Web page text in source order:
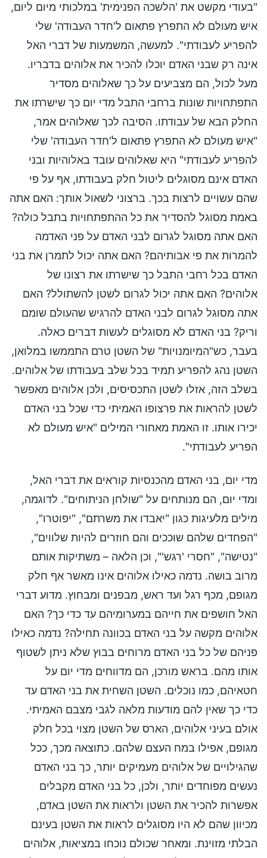
"בעודי מקשט את 'הלשכה הפנימית' במלכותי מיום ליום,
איש מעולם לא התפרץ פתאום ל'חדר העבודה' שלי
להפריע לעבודתי". למעשה, המשמעות של דברי האל
אינה רק שבני האדם יוכלו להכיר את אלוהים בדבריו.
מעל לכול, הם מצביעים על כך שאלוהים מסדיר
התפתחויות שונות ברחבי התבל מדי יום כך שישרתו את
החלק הבא של עבודתו. הסיבה לכך שאלוהים אמר,
"איש מעולם לא התפרץ פתאום ל'חדר העבודה' שלי
להפריע לעבודתי" היא שאלוהים עובד באלוהיות ובני
האדם אינם מסוגלים ליטול חלק בעבודתו, אף על פי
שהם עשויים לרצות בכך. ברצוני לשאול אותך: האם אתה
באמת מסוגל להסדיר את כל ההתפתחויות בתבל כולה?
האם אתה מסוגל לגרום לבני האדם על פני האדמה
להמרות את פי אבותיהם? האם אתה יכול לתמרן את בני
האדם בכל רחבי התבל כך שישרתו את רצונו של
אלוהים? האם אתה יכול לגרום לשטן להשתולל? האם
אתה מסוגל לגרום לבני האדם להרגיש שהעולם שומם
וריק? בני האדם לא מסוגלים לעשות דברים כאלה.
בעבר, כש"המיומנויות" של השטן טרם התממשו במלואן,
השטן נהג להפריע תמיד בכל שלב בעבודתו של אלוהים.
בשלב הזה, אזלו לשטן התכסיסים, ולכן אלוהים מאפשר
לשטן להראות את פרצופו האמיתי כדי שכל בני האדם
יכירו אותו. זו האמת מאחורי המילים "איש מעולם לא
הפריע לעבודתי".
מדי יום, בני האדם מהכנסיות קוראים את דברי האל,
ומדי יום, הם מנותחים על "שולחן הניתוחים". לדוגמה,
מילים מלעיגות כגון "יאבדו את משרתם", "יפוטרו",
"הפחדים שלהם שוככים והם חוזרים להיות שלווים",
"נטישה", "חסרי 'רגש'", וכן הלאה – משתיקות אותם
מרוב בושה. נדמה כאילו אלוהים אינו מאשר אף חלק
מגופם, מכף רגל ועד ראש, מבפנים ומבחוץ. מדוע דברי
האל חושפים את חייהם במערומיהם עד כדי כך? האם
אלוהים מקשה על בני האדם בכוונה תחילה? נדמה כאילו
פניהם של כל בני האדם מרוחים בבוץ שלא ניתן לשטוף
אותו מהם. בראש מורכן, הם מדווחים מדי יום על
חטאיהם, כמו נוכלים. השטן השחית את בני האדם עד
כדי כך שאין להם מודעות מלאה לגבי מצבם האמיתי.
אולם בעיני אלוהים, הארס של השטן מצוי בכל חלק
מגופם, אפילו במח העצם שלהם. כתוצאה מכך, ככל
שהגילויים של אלוהים מעמיקים יותר, כך בני האדם
נעשים מפוחדים יותר, ולכן, כל בני האדם מקבלים
אפשרות להכיר את השטן ולראות את השטן באדם,
מכיוון שהם לא היו מסוגלים לראות את השטן בעינם
הבלתי מזוינת. ומאחר שכולם נוכחו במציאות, אלוהים